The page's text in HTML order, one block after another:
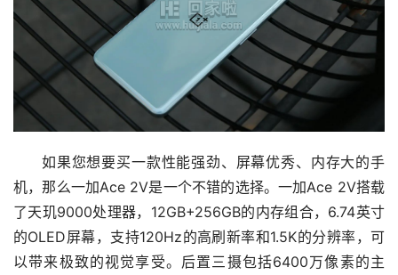
如果您想要买一款性能强劲、屏幕优秀、内存大的手
机，那么一加Ace 2V是一个不错的选择。一加Ace 2V搭载
了天玑9000处理器，12GB+256GB的内存组合，6.74英寸
的OLED屏幕，支持120Hz的高刷新率和1.5K的分辨率，可
以带来极致的视觉享受。后置三摄包括6400万像素的主